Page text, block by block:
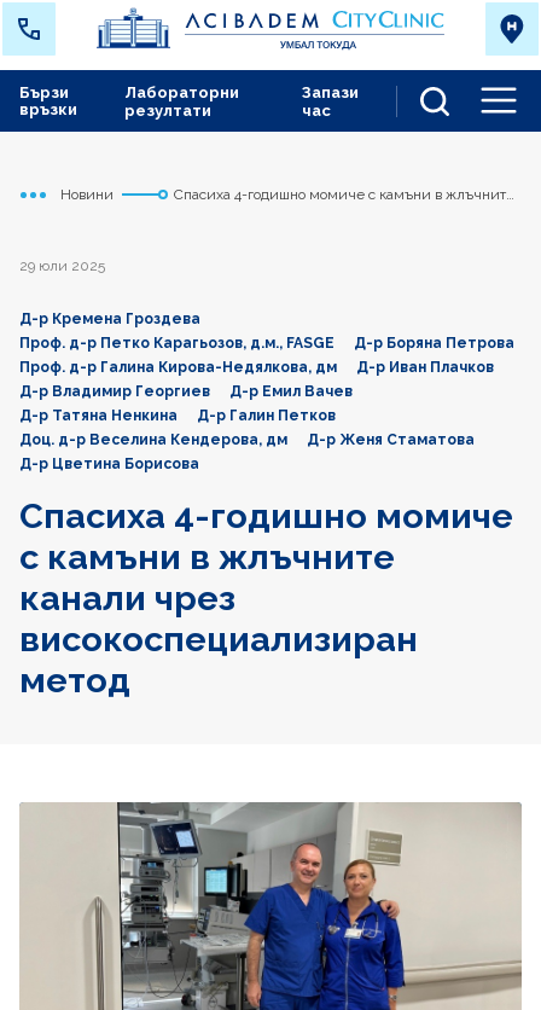
Лабораторни
резултати
Запази
час
Бързи
връзки
Начало
Токуда
Новини
Спасиха 4-годишно момиче с камъни в жлъчните
29 юли 2025
Д-р Кремена Гроздева
Проф. д-р Петко Карагьозов, д.м., FASGE
Д-р Боряна Петрова
Проф. д-р Галина Кирова-Недялкова, дм
Д-р Иван Плачков
Д-р Владимир Георгиев
Д-р Емил Вачев
Д-р Татяна Ненкина
Д-р Галин Петков
Доц. д-р Веселина Кендерова, дм
Д-р Женя Стаматова
Д-р Цветина Борисова
Спасиха 4-годишно момиче
с камъни в жлъчните
канали чрез
високоспециализиран
метод